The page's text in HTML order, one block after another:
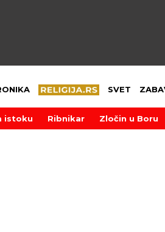
SVET
istoku Ribnikar Zločin u Boru